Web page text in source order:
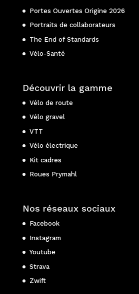
Portes Ouvertes Origine 2026
Portraits de collaborateurs
The End of Standards
Vélo-Santé
Découvrir la gamme
Vélo de route
Vélo gravel
VTT
Vélo électrique
Kit cadres
Roues Prymahl
Nos réseaux sociaux
Facebook
Instagram
Youtube
Strava
Zwift